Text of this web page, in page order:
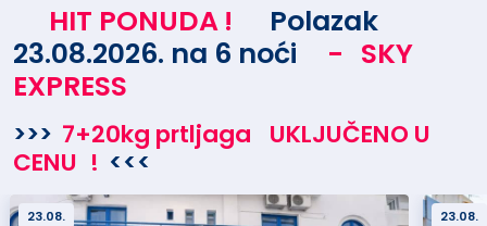
HIT PONUDA !
Polazak
23.08.2026. na 6 noći
- SKY
EXPRESS
>>> 7+20kg prtljaga
UKLJUČENO U
CENU ! <<<
23.08. 23.08.